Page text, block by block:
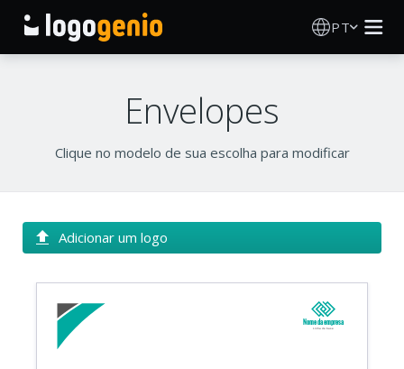
PT
Gerador de logótipos IA
Sobre
Blog
Envelopes
Clique no modelo de sua escolha para modificar
Adicionar um logo
Nome da empresa
Linha de base